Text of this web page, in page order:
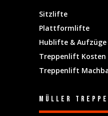
Sitzlifte
Plattformlifte
Hublifte & Aufzüge
Treppenlift Kosten
Treppenlift
Müller